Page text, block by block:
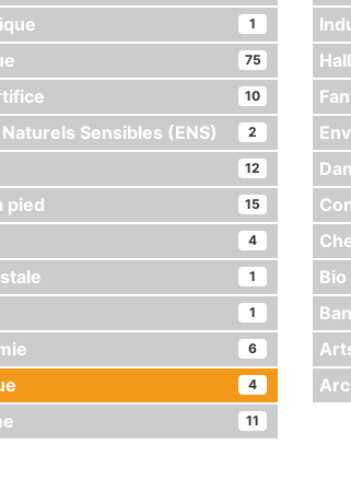
1
75
10
Sensibles (ENS) 2
12
pied 15
4
1 Bio
1
6
4
11